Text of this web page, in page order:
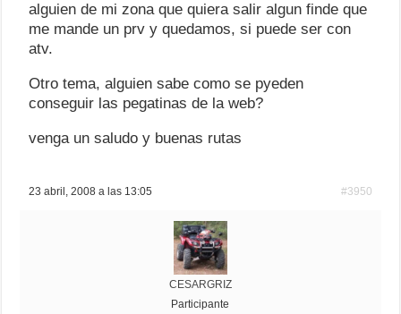
alguien de mi zona que quiera salir algun finde que
me mande un prv y quedamos, si puede ser con
atv.
Otro tema, alguien sabe como se pyeden
conseguir las pegatinas de la web?
venga un saludo y buenas rutas
23 abril, 2008 a las 13:05 #3950
CESARGRIZ
Participante